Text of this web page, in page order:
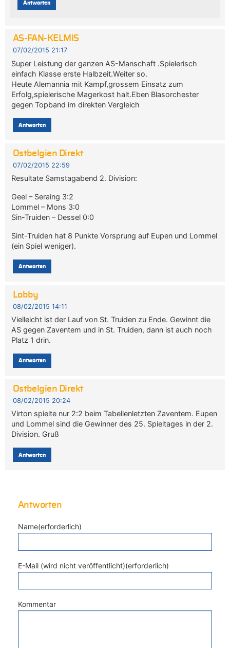
Antworten
AS-FAN-KELMIS
07/02/2015 21:17
Super Leistung der ganzen AS-Manschaft .Spielerisch
einfach Klasse erste Halbzeit.Weiter so.
Heute Alemannia mit Kampf,grossem Einsatz zum
Erfolg,spielerische Magerkost halt.Eben Blasorchester
gegen Topband im direkten Vergleich
Antworten
Ostbelgien Direkt
07/02/2015 22:59
Resultate Samstagabend 2. Division:
Geel – Seraing 3:2
Lommel – Mons 3:0
Sin-Truiden – Dessel 0:0
Sint-Truiden hat 8 Punkte Vorsprung auf Eupen und Lommel
(ein Spiel weniger).
Antworten
Lobby
08/02/2015 14:11
Vielleicht ist der Lauf von St. Truiden zu Ende. Gewinnt die
AS gegen Zaventem und in St. Truiden, dann ist auch noch
Platz 1 drin.
Antworten
Ostbelgien Direkt
08/02/2015 20:24
Virton spielte nur 2:2 beim Tabellenletzten Zaventem. Eupen
und Lommel sind die Gewinner des 25. Spieltages in der 2.
Division. Gruß
Antworten
Antworten
Name(erforderlich)
E-Mail (wird nicht veröffentlicht)(erforderlich)
Kommentar